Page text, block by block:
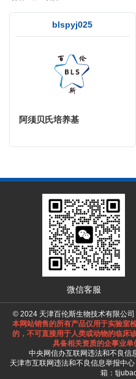
blspyj025
阿须贝氏培养基
微信客服
© 2024 天津百伦斯生物技术有限公
本网站销售的所有产品仅用于实验室
的，不可直接用于人类或动物的临床
具备相关资质的企事业单
中央网信办互联网违法和不良信
天津市互联网违法和不良信息举报中心
箱：